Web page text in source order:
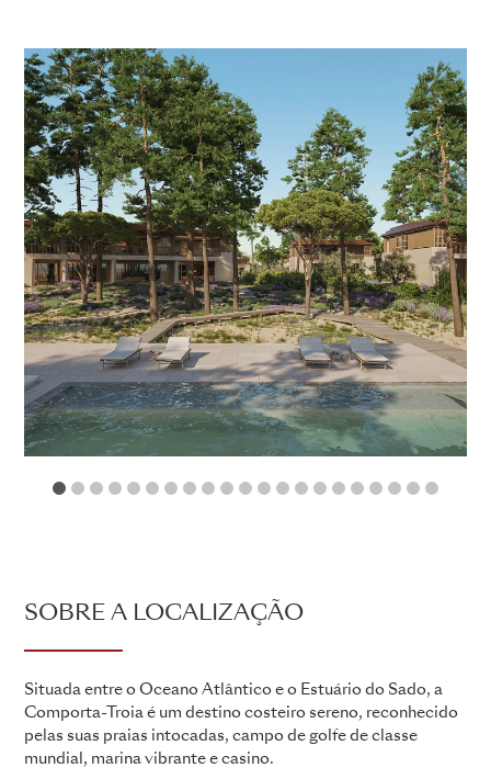
1 2 3 4 5 6 7 8 9 1011 12131415161718
SOBRE A LOCALIZAÇÃO
Situada entre o Oceano Atlântico e o Estuário do Sado, a
Comporta-Troia é um destino costeiro sereno, reconhecido
pelas suas praias intocadas, campo de golfe de classe
mundial, marina vibrante e casino.